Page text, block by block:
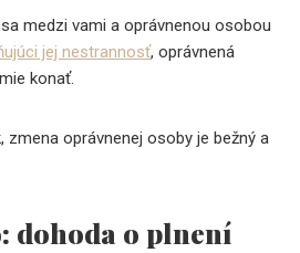
medzi vami a oprávnenou osobou
jej nestrannosť, oprávnená
konať.
zmena oprávnenej osoby je bežný a
dohoda o plnení